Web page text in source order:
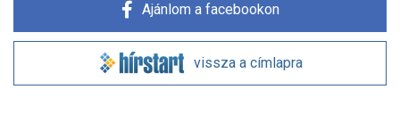
Ajánlom a facebookon
vissza a címlapra